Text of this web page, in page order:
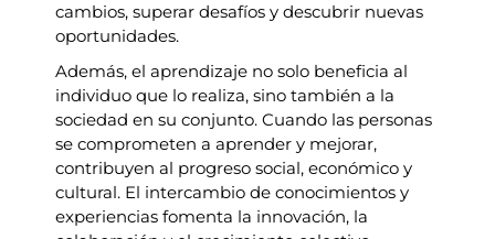
cambios, superar desafíos y descubrir nuevas
oportunidades.
Además, el aprendizaje no solo beneficia al
individuo que lo realiza, sino también a la
sociedad en su conjunto. Cuando las personas
se comprometen a aprender y mejorar,
contribuyen al progreso social, económico y
cultural. El intercambio de conocimientos y
experiencias fomenta la innovación, la